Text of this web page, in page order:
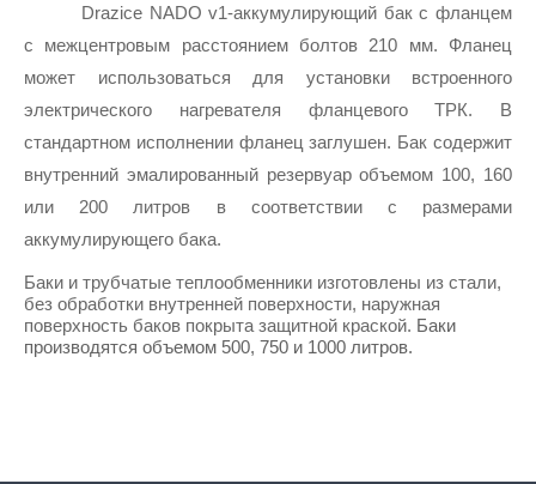
Drazice NADO v1-аккумулирующий бак с фланцем
с межцентровым расстоянием болтов 210 мм. Фланец
может использоваться для установки встроенного
электрического нагревателя фланцевого ТРК. В
стандартном исполнении фланец заглушен. Бак содержит
внутренний эмалированный резервуар объемом 100, 160
или 200 литров в соответствии с размерами
аккумулирующего бака.
Баки и трубчатые теплообменники изготовлены из стали,
без обработки внутренней поверхности, наружная
поверхность баков покрыта защитной краской. Баки
производятся объемом 500, 750 и 1000 литров.